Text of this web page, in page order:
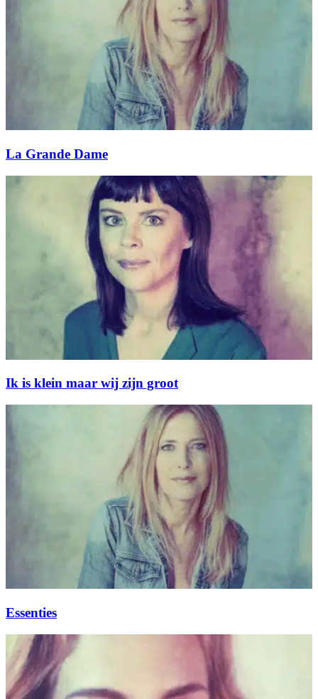
La Grande Dame
Ik is klein maar wij zijn groot
Essenties